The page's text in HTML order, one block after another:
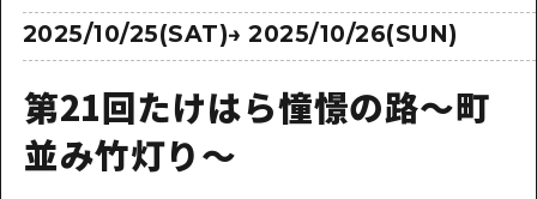
学び・体験
歴史・文化
癒し
宮島周辺
山口県東部
弾丸
山口県東部
愛媛県
島根県
施設の混雑状況のお知らせ
手荷物預かり・配送サービス
広島おもてなしパス
お問い合わせ
事業者・学校関係者の皆さま
2025/10/25(SAT)→2025/10/26(SUN)
第21回たけはら憧憬の路～町
並み竹灯り～